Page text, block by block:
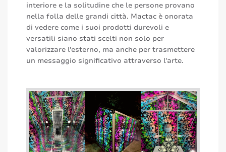
interiore e la solitudine che le persone provano
nella folla delle grandi città. Mactac è onorata
di vedere come i suoi prodotti durevoli e
versatili siano stati scelti non solo per
valorizzare l'esterno, ma anche per trasmettere
un messaggio significativo attraverso l'arte.